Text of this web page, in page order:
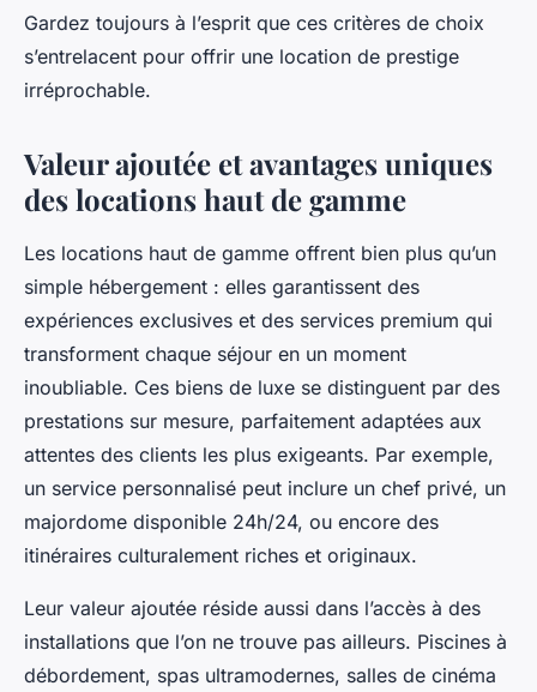
Gardez toujours à l’esprit que ces critères de choix
s’entrelacent pour offrir une location de prestige
irréprochable.
Valeur ajoutée et avantages uniques
des locations haut de gamme
Les locations haut de gamme offrent bien plus qu’un
simple hébergement : elles garantissent des
expériences exclusives et des services premium qui
transforment chaque séjour en un moment
inoubliable. Ces biens de luxe se distinguent par des
prestations sur mesure, parfaitement adaptées aux
attentes des clients les plus exigeants. Par exemple,
un service personnalisé peut inclure un chef privé, un
majordome disponible 24h/24, ou encore des
itinéraires culturalement riches et originaux.
Leur valeur ajoutée réside aussi dans l’accès à des
installations que l’on ne trouve pas ailleurs. Piscines à
débordement, spas ultramodernes, salles de cinéma